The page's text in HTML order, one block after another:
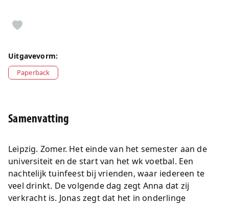
Uitgavevorm:
Paperback
Samenvatting
Leipzig. Zomer. Het einde van het semester aan de
universiteit en de start van het wk voetbal. Een
nachtelijk tuinfeest bij vrienden, waar iedereen te
veel drinkt. De volgende dag zegt Anna dat zij
verkracht is. Jonas zegt dat het in onderlinge